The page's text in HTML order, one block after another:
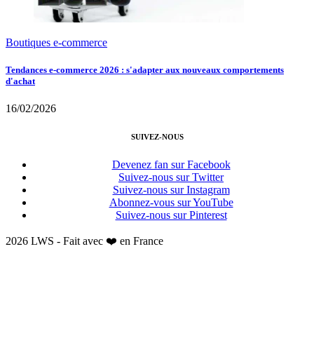
Boutiques e-commerce
Tendances e-commerce 2026 : s'adapter aux nouveaux comportements
d'achat
16/02/2026
SUIVEZ-NOUS
Devenez fan sur Facebook
Suivez-nous sur Twitter
Suivez-nous sur Instagram
Abonnez-vous sur YouTube
Suivez-nous sur Pinterest
2026 LWS - Fait avec ❤️ en France